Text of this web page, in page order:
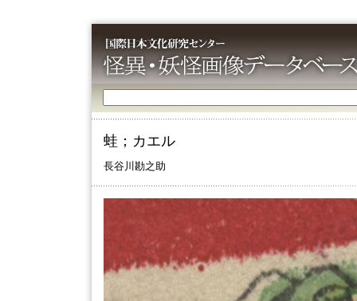
蛙；カエル
長谷川勘之助